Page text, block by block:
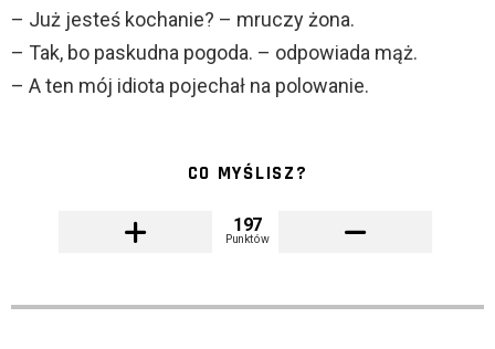
– Już jesteś kochanie? – mruczy żona.
– Tak, bo paskudna pogoda. – odpowiada mąż.
– A ten mój idiota pojechał na polowanie.
CO MYŚLISZ?
197
Punktów